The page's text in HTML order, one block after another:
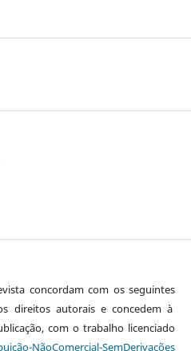
concordam com os seguintes
direitos autorais e concedem à
com o trabalho licenciado
NãoComercial-SemDerivações